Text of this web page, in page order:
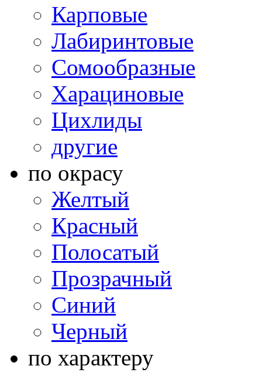
Карповые
Лабиринтовые
Сомообразные
Харациновые
Цихлиды
другие
по окрасу
Желтый
Красный
Полосатый
Прозрачный
Синий
Черный
по характеру